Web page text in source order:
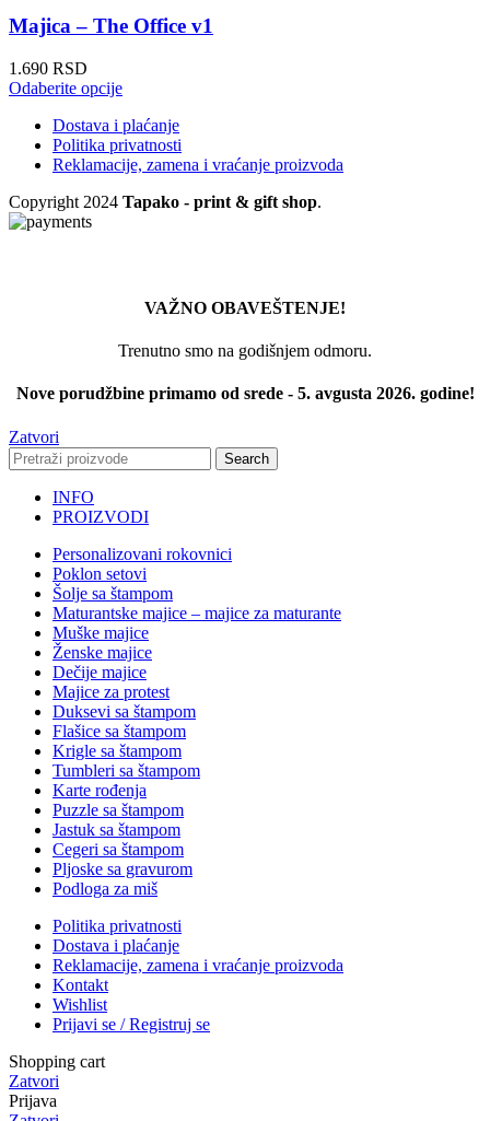
varijanti.
izabrane
na
stranici
proizvoda.
Majica – The Office v1
1.690 RSD
Odaberite opcijeOvaj
ima
više
varijanti.
mogu
proizvoda.
Dostava i plaćanje
Politika privatnosti
Reklamacije, zamena i vraćanje proizvoda
Copyright 2024 Tapako - print & gift shop.
VAŽNO OBAVEŠTENJE!
Trenutno smo na godišnjem odmoru.
Nove porudžbine primamo od srede - 5. avgusta 2026. godine!
Zatvori
Search
INFO
PROIZVODI
Personalizovani rokovnici
Poklon setovi
Šolje sa štampom
Maturantske majice – majice za maturante
Muške majice
Ženske majice
Dečije majice
Majice za protest
Duksevi sa štampom
Flašice sa štampom
Krigle sa štampom
Tumbleri sa štampom
Karte rođenja
Puzzle sa štampom
Jastuk sa štampom
Cegeri sa štampom
Pljoske sa gravurom
Podloga za miš
Politika privatnosti
Dostava i plaćanje
Reklamacije, zamena i vraćanje proizvoda
Kontakt
Wishlist
Prijavi se / Registruj se
Shopping cart
Zatvori
Prijava